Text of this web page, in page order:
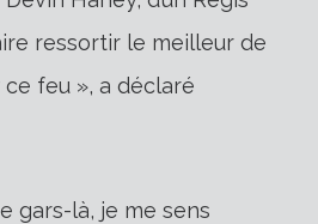
ressortir le meilleur de
feu », a déclaré
gars-là, je me sens